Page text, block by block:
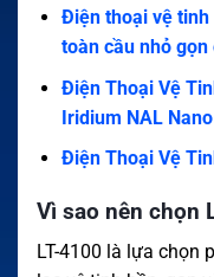
Điện thoại vệ
toàn cầu nhỏ gọn
Điện Thoại Vệ
Iridium NAL
Điện Thoại Vệ
Vì sao nên chọn
LT-4100 là lựa chọn